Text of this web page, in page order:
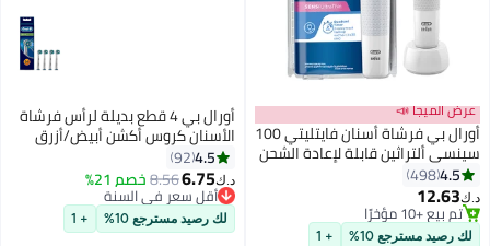
عرض الميجا 📣
أورال بي فرشاة أسنان فايتليتي 100
سينسي ألتراثين قابلة لإعادة الشحن
بشكل البتلة أبيض
4.5
498
د.ك‏12.63
تم بيع +10 مؤخرًا
تم بيع +10 مؤخرًا
لك رصيد مسترجع 10% + 1
أورال بي 4 قطع بديلة لرأس فرشاة
الأسنان كروس أكشن أبيض/أزرق
4.5
92
د.ك‏6.75
8.56خصم 21%
أقل سعر في السنة
أقل سعر في السنة
لك رصيد مسترجع 10% + 1